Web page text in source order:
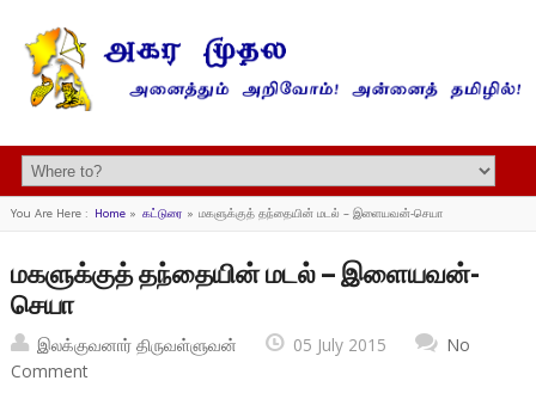
You Are Here : Home» கட்டுரை » மகளுக்குத் தந்தையின் மடல் – இளையவன்-செயா
மகளுக்குத் தந்தையின் மடல் – இளையவன்-
செயா
இலக்குவனார் திருவள்ளுவன் 05 July 2015
No
Comment